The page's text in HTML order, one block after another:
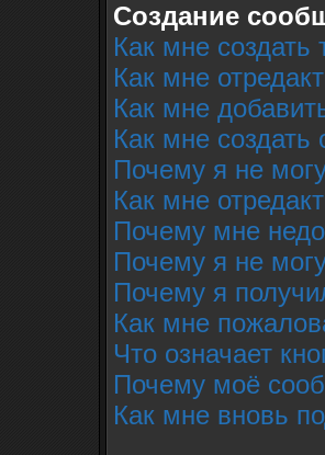
Создание
Как мне
Как мне
Как мне
Как мне создать
Почему я не
Как мне
Почему мне
Почему я не
Почему я
Как мне
Что означает
Почему моё
Как мне вновь